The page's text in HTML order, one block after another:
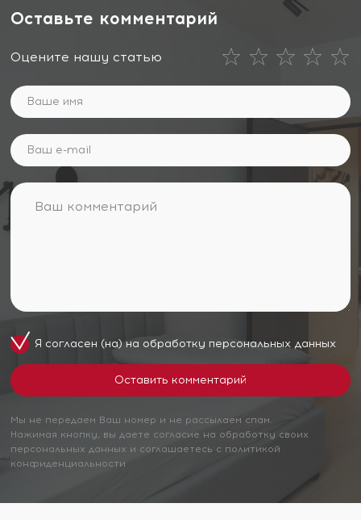
Оставьте комментарий
Оцените нашу статью
Я согласен (на) на обработку персональных данных
Мы не передаем Ваш номер и не рассылаем спам.
Нажимая кнопку, вы даете согласие на обработку своих
персональных данных и соглашаетесь с политикой
конфиденциальности